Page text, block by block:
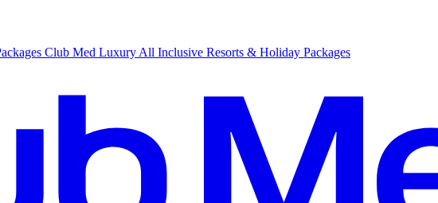
Club Med Luxury All Inclusive Resorts & Holiday Packages